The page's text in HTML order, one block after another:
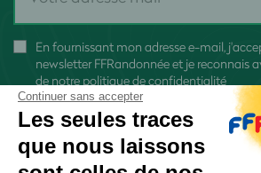
En fournissant mon adresse e-mail,
newsletter FFRandonnée et je reconnais
de notre politique de confidentialité
Continuer sans accepter
Les seules traces
que nous laissons